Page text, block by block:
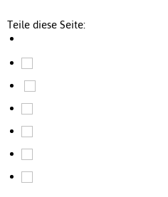
Teile diese Seite: